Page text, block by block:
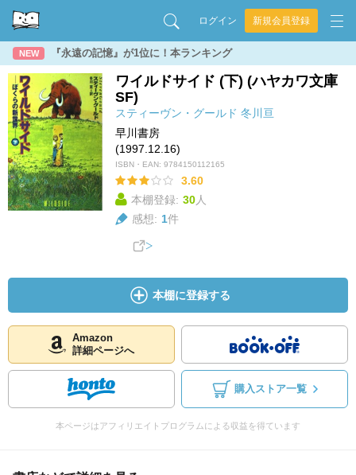
ログイン 新規会員登録
NEW 『永遠の記憶』が1位に！本ランキング
ワイルドサイド (下) (ハヤカワ文庫
SF)
スティーヴン・グールド 冬川亘
早川書房
(1997.12.16)
ISBN・EAN: 9784150112165
3.60
本棚登録: 30人
感想: 1件
本棚に登録する
Amazon
詳細ページへ
購入ストア一覧
本ページはアフィリエイトプログラムによる収益を得ています